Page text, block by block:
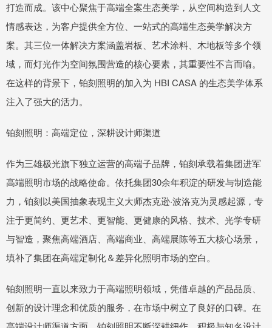
打造而成。该中心聚焦于高端全案生态美学，从空间构造到人文
情感表达，为客户提供全方位、一站式的高端生态美学解决方
案。其三位一体解决方案涵盖岩板、艺术涂料、木地板等多个领
域，而灯光作为空间氛围营造的核心要素，其重要性不言而喻。
在这样的背景下，铂刻照明的加入为 HBI CASA 的生态美学体系
注入了强大的活力。
铂刻照明：高端定位，深耕设计师渠道
作为三雄极光旗下独立运营的高端子品牌，铂刻承载着集团进军
高端照明市场的战略使命。依托集团30余年积淀的研发与制造能
力，铂刻以美国抽象表现主义大师杰克逊·波洛克为灵感起源，专
注于更简约、更艺术、更智能、更健康的风格、技术、光学专研
与智造，聚焦高端酒店、高端商业、高端展陈等五大核心场景，
填补了集团在高端定制化＆差异化照明市场的空白。
铂刻照明一直以来致力于高端照明领域，凭借卓越的产品品质、
创新的设计理念和优质的服务，在市场中树立了良好的口碑。在